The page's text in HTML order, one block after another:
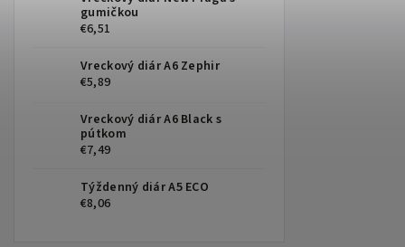
gumičkou
€6,51
Vreckový diár A6 Zephir
€5,89
Vreckový diár A6 Black s
pútkom
€7,49
Týždenný diár A5 ECO
€8,06